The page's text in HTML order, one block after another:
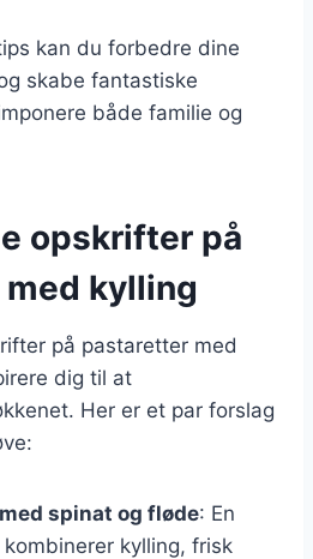
kan du forbedre dine
skabe fantastiske
både familie og
opskrifter på
kylling
på pastaretter med
dig til at
Her er et par forslag
spinat og fløde: En
kylling, frisk